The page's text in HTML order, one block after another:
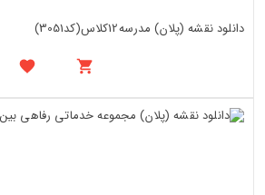
دانلود نقشه (پلان) مدرسه12کلاس(کد3051)